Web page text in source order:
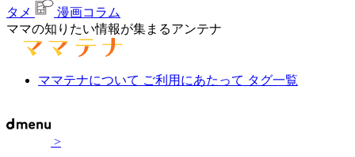
タメ
漫画コラム
ママの知りたい情報が集まるアンテナ
ママテナについて ご利用にあたって タグ一覧
>